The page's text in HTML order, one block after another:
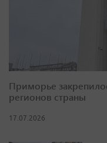
Приморье
регионов страны
17.07.2026